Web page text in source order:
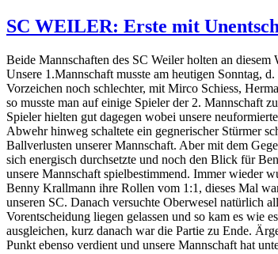
SC WEILER: Erste mit
Beide Mannschaften des SC Weiler holten an diesem
Unsere 1.Mannschaft musste am heutigen Sonntag,
Vorzeichen noch schlechter, mit Mirco Schiess,
so musste man auf einige Spieler der 2. Mannschaft
Spieler hielten gut dagegen wobei unsere
Abwehr hinweg schaltete ein gegnerischer Stürmer
Ballverlusten unserer Mannschaft. Aber mit dem
sich energisch durchsetzte und noch den Blick für
unsere Mannschaft spielbestimmend. Immer wieder
Benny Krallmann ihre Rollen vom 1:1, dieses Mal
unseren SC. Danach versuchte Oberwesel natürlich
Vorentscheidung liegen gelassen und so kam es wie
ausgleichen, kurz danach war die Partie zu Ende.
Punkt ebenso verdient und unsere Mannschaft hat